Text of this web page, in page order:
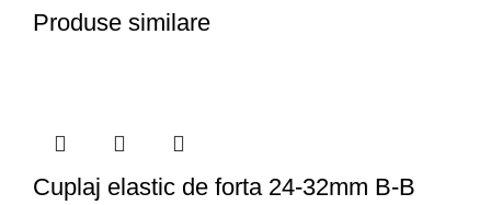
Produse similare
Cuplaj elastic de forta 24-32mm B-B